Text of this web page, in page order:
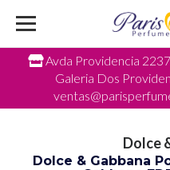
Avda Providencia
Galeria Dos
Dolce
Dolce & Gabbana